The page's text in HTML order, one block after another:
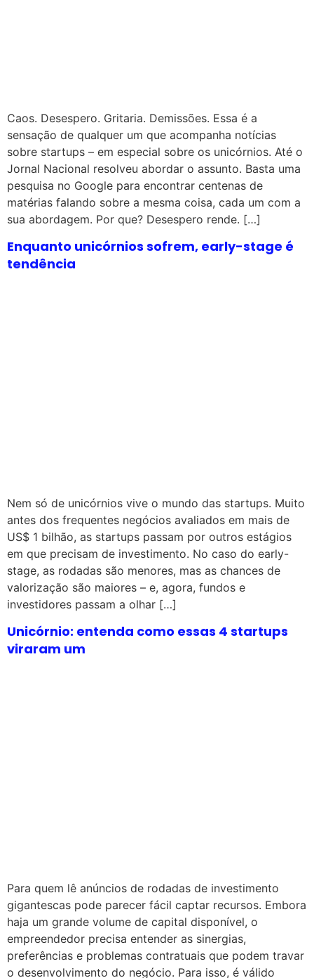
Caos. Desespero. Gritaria. Demissões. Essa é a
sensação de qualquer um que acompanha notícias
sobre startups – em especial sobre os unicórnios. Até o
Jornal Nacional resolveu abordar o assunto. Basta uma
pesquisa no Google para encontrar centenas de
matérias falando sobre a mesma coisa, cada um com a
sua abordagem. Por que? Desespero rende. […]
Enquanto unicórnios sofrem, early-stage é
tendência
Nem só de unicórnios vive o mundo das startups. Muito
antes dos frequentes negócios avaliados em mais de
US$ 1 bilhão, as startups passam por outros estágios
em que precisam de investimento. No caso do early-
stage, as rodadas são menores, mas as chances de
valorização são maiores – e, agora, fundos e
investidores passam a olhar […]
Unicórnio: entenda como essas 4 startups
viraram um
Para quem lê anúncios de rodadas de investimento
gigantescas pode parecer fácil captar recursos. Embora
haja um grande volume de capital disponível, o
empreendedor precisa entender as sinergias,
preferências e problemas contratuais que podem travar
o desenvolvimento do negócio. Para isso, é válido